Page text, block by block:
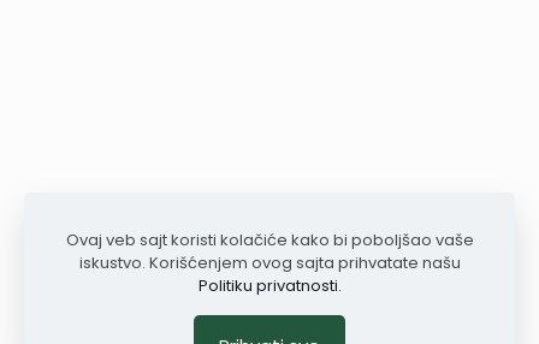
Ovaj veb sajt koristi kolačiće kako bi poboljšao vaše
iskustvo. Korišćenjem ovog sajta prihvatate našu
Politiku privatnosti.